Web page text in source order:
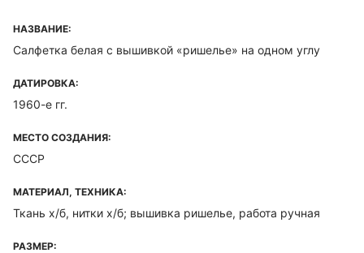
НАЗВАНИЕ:
Салфетка белая с вышивкой «ришелье» на одном углу
ДАТИРОВКА:
1960-е гг.
МЕСТО СОЗДАНИЯ:
СССР
МАТЕРИАЛ, ТЕХНИКА:
Ткань х/б, нитки х/б; вышивка ришелье, работа ручная
РАЗМЕР: